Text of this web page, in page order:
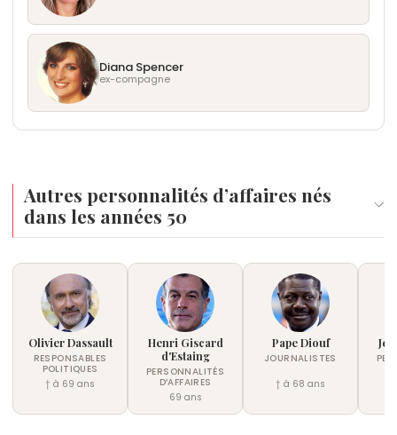
Diana Spencer
ex-compagne
Autres personnalités d’affaires nés
dans les années 50
Olivier Dassault
RESPONSABLES
POLITIQUES
† à 69 ans
Henri Giscard
d'Estaing
PERSONNALITÉS
D’AFFAIRES
69 ans
Pape Diouf
JOURNALISTES
† à 68 ans